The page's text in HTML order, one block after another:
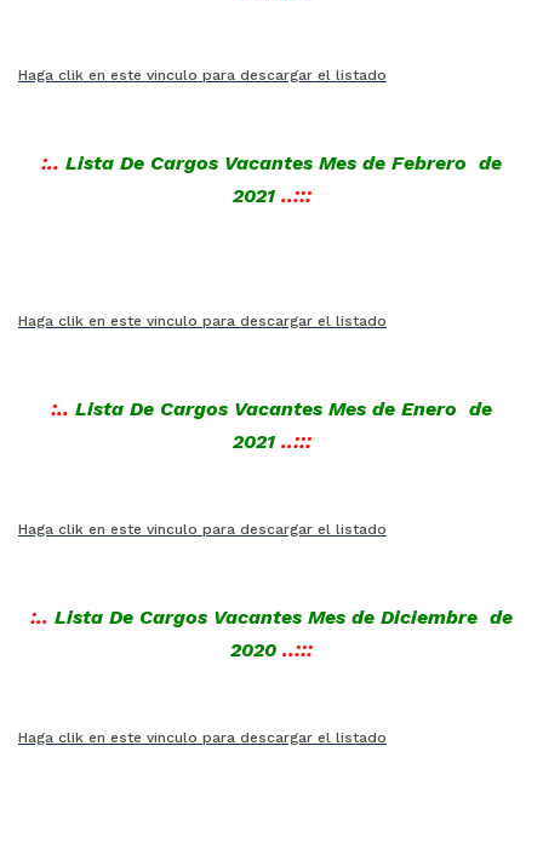
Haga clik en este vinculo para descargar el listado
:.. Lista De Cargos Vacantes Mes de Febrero de
2021 ..:::
Haga clik en este vinculo para descargar el listado
:.. Lista De Cargos Vacantes Mes de Enero de
2021 ..:::
Haga clik en este vinculo para descargar el listado
:.. Lista De Cargos Vacantes Mes de Diciembre de
2020 ..:::
Haga clik en este vinculo para descargar el listado